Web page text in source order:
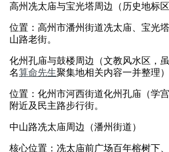
高州冼太庙与宝光塔周边（历史地标区
位置：高州市潘州街道冼太庙、宝光
山路老街。
化州孔庙与鼓楼周边（文教风水区，
名算命先生聚集地相关内容一并整理）
位置：化州市河西街道化州孔庙（学
附近及民主路步行街。
中山路冼太庙周边（潘州街道）
核心位置：冼太庙前广场百年榕树下